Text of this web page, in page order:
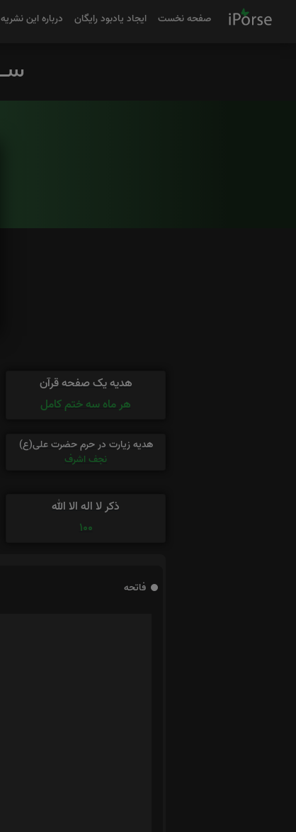
صفحه نخست ایجاد یادبود رایگان درباره این نشریه
هدیه یک صفحه قرآن
هر ماه سه ختم کامل
هدیه زیارت در حرم حضرت علی(ع)
نجف اشرف
ذکر لا اله الا الله
100
فاتحه